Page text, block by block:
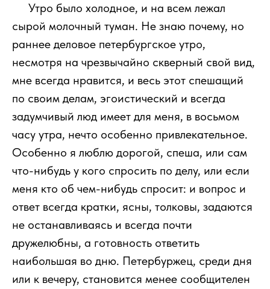
Утро было холодное, и на всем лежал
сырой молочный туман. Не знаю почему, но
раннее деловое петербургское утро,
несмотря на чрезвычайно скверный свой вид,
мне всегда нравится, и весь этот спешащий
по своим делам, эгоистический и всегда
задумчивый люд имеет для меня, в восьмом
часу утра, нечто особенно привлекательное.
Особенно я люблю дорогой, спеша, или сам
что-нибудь у кого спросить по делу, или если
меня кто об чем-нибудь спросит: и вопрос и
ответ всегда кратки, ясны, толковы, задаются
не останавливаясь и всегда почти
дружелюбны, а готовность ответить
наибольшая во дню. Петербуржец, среди дня
или к вечеру, становится менее сообщителен